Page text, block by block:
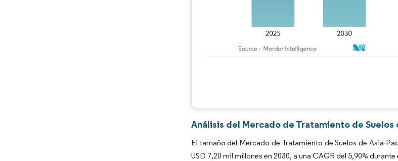
Análisis del Mercado de Tratamiento de
El tamaño del Mercado de Tratamiento de Suelos de Asia-
USD 7,20 mil millones en 2030, a una CAGR del 5,90%